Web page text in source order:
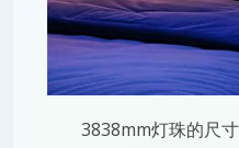
3838mm灯珠的尺